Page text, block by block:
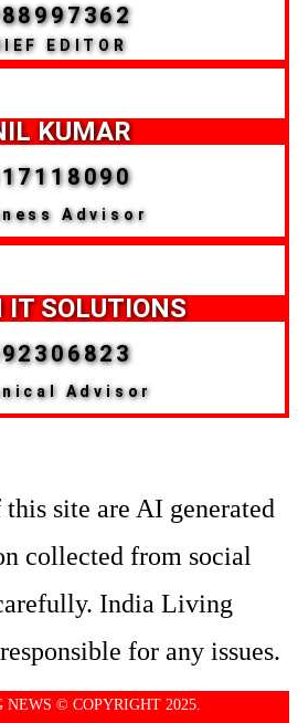
EDITOR
KUMAR
Advisor
IT SOLUTIONS
Advisor
site are AI generated
collected from social
India Living
for any issues.
© COPYRIGHT 2025.